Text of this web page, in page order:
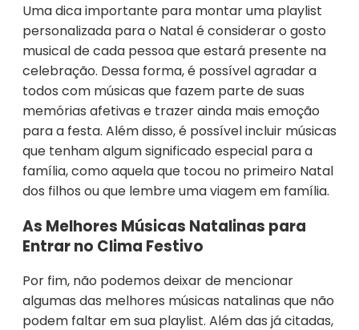
Uma dica importante para montar uma playlist
personalizada para o Natal é considerar o gosto
musical de cada pessoa que estará presente na
celebração. Dessa forma, é possível agradar a
todos com músicas que fazem parte de suas
memórias afetivas e trazer ainda mais emoção
para a festa. Além disso, é possível incluir músicas
que tenham algum significado especial para a
família, como aquela que tocou no primeiro Natal
dos filhos ou que lembre uma viagem em família.
As Melhores Músicas Natalinas para
Entrar no Clima Festivo
Por fim, não podemos deixar de mencionar
algumas das melhores músicas natalinas que não
podem faltar em sua playlist. Além das já citadas,